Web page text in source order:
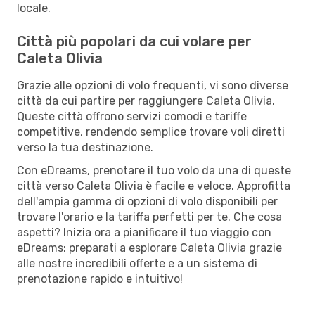
locale.
Città più popolari da cui volare per
Caleta Olivia
Grazie alle opzioni di volo frequenti, vi sono diverse
città da cui partire per raggiungere Caleta Olivia.
Queste città offrono servizi comodi e tariffe
competitive, rendendo semplice trovare voli diretti
verso la tua destinazione.
Con eDreams, prenotare il tuo volo da una di queste
città verso Caleta Olivia è facile e veloce. Approfitta
dell'ampia gamma di opzioni di volo disponibili per
trovare l'orario e la tariffa perfetti per te. Che cosa
aspetti? Inizia ora a pianificare il tuo viaggio con
eDreams: preparati a esplorare Caleta Olivia grazie
alle nostre incredibili offerte e a un sistema di
prenotazione rapido e intuitivo!